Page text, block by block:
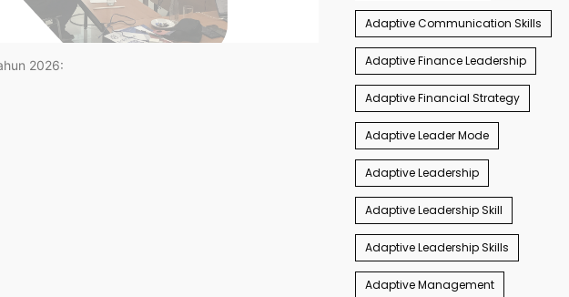
2026:
Adaptive Communication Skills
Adaptive Finance Leadership
Adaptive Financial Strategy
Adaptive Leader Mode
Adaptive Leadership
Adaptive Leadership Skill
Adaptive Leadership Skills
Adaptive Management